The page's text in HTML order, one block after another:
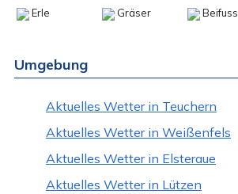
Erle Gräser Beifuss
Umgebung
Aktuelles Wetter in Teuchern
Aktuelles Wetter in Weißenfels
Aktuelles Wetter in Elsteraue
Aktuelles Wetter in Lützen